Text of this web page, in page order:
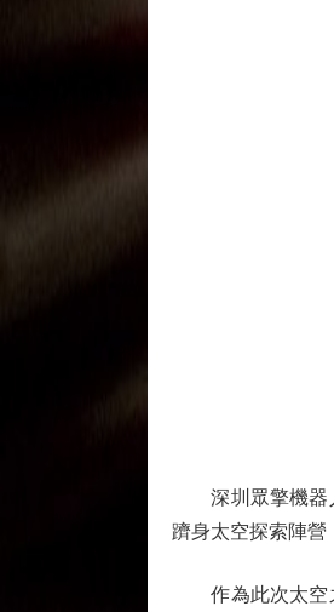
深圳眾擎機器人
躋身太空探索陣營
作為此次太空之